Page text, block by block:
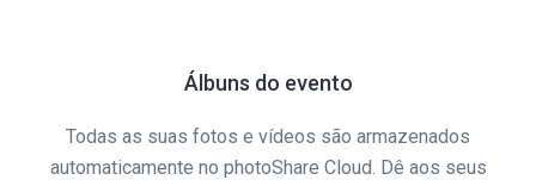
Álbuns do evento
Todas as suas fotos e vídeos são armazenados
automaticamente no photoShare Cloud. Dê aos seus